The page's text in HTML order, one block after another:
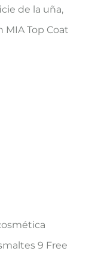
de la uña,
Top Coat
9 Free